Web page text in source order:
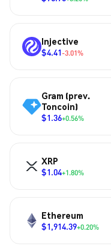
Injective
$4.41-3.01%
Gram (prev.
Toncoin)
$1.36+0.56%
XRP
$1.04+1.80%
Ethereum
$1,914.39+0.20%